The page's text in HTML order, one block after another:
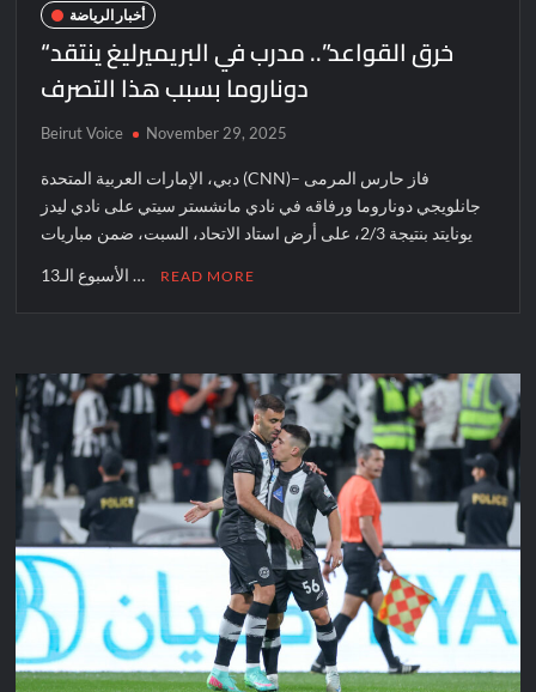
أخبار الرياضة
“خرق القواعد”.. مدرب في البريميرليغ ينتقد
دوناروما بسبب هذا التصرف
Beirut Voice November 29, 2025
دبي، الإمارات العربية المتحدة (CNN)– فاز حارس المرمى
جانلويجي دوناروما ورفاقه في نادي مانشستر سيتي على نادي ليدز
يونايتد بنتيجة 2/3، على أرض استاد الاتحاد، السبت، ضمن مباريات
الأسبوع الـ13 … READ MORE